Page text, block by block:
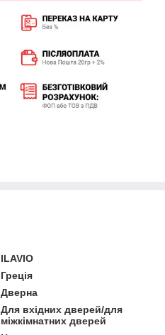
ILAVIO
Греція
Дверна
Для вхідних дверей/для
міжкімнатних дверей